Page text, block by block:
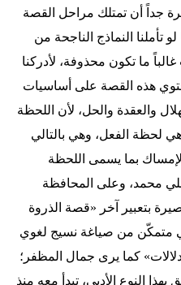
جداً أن تمتلك مراحل القصة
تأملنا النماذج الناجحة من
ما تكون محذوفة، لأدركنا
هذه القصة على أساسيات
والعقدة والحل، لأن اللحظة
هي لحظة الفعل، وهي بالتالي
بما يسمى اللحظة
محمد، وعلى المحافظة
بتعبير آخر «قصة الذروة
متمكّن من صياغة نسيج لغوي
كما يرى جمال المظفر؛
النوع الأدبي، تبدأ معه منذ